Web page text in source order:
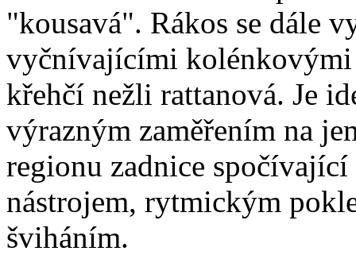
"kousavá". Rákos se dále
vyčnívajícími kolénkovými
křehčí nežli rattanová. Je
výrazným zaměřením na
regionu zadnice
nástrojem, rytmickým
šviháním.